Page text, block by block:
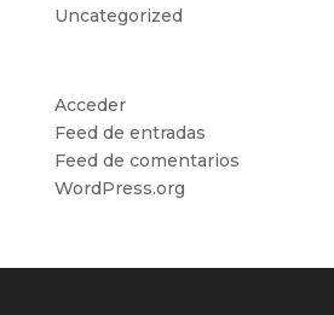
Uncategorized
Acceder
Feed de entradas
Feed de comentarios
WordPress.org